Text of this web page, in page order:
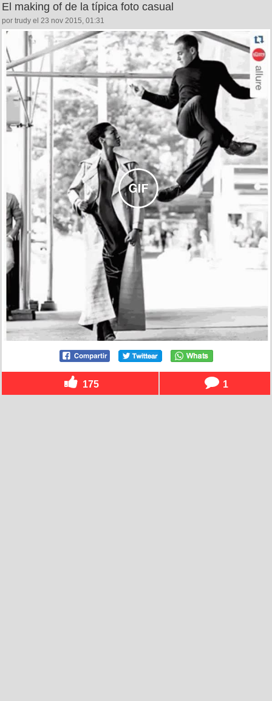
El making of de la típica foto casual
por trudy el 23 nov 2015, 01:31
175 1